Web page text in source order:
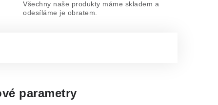
Všechny naše produkty máme skladem a
odesíláme je obratem.
parametry